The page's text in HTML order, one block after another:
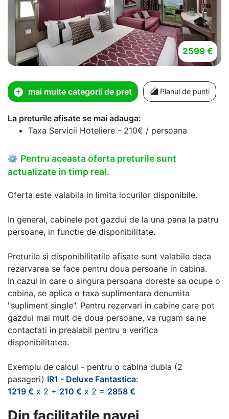
2599 €
mai multe categorii de pret Planul de punti
La preturile afisate se mai adauga:
Taxa Servicii Hoteliere - 210€ / persoana
⚙ Pentru aceasta oferta preturile sunt
actualizate in timp real.
Oferta este valabila in limita locurilor disponibile.
In general, cabinele pot gazdui de la una pana la patru
persoane, in functie de disponibilitate.
Preturile si disponibilitatile afisate sunt valabile daca
rezervarea se face pentru doua persoane in cabina.
In cazul in care o singura persoana doreste sa ocupe o
cabina, se aplica o taxa suplimentara denumita
"supliment single". Pentru rezervari in cabine care pot
gazdui mai mult de doua persoane, va rugam sa ne
contactati in prealabil pentru a verifica
disponibilitatea.
Exemplu de calcul - pentru o cabina dubla (2
pasageri) IR1 - Deluxe Fantastica:
1219 € x 2 + 210 € x 2 = 2858 €
Din facilitatile navei